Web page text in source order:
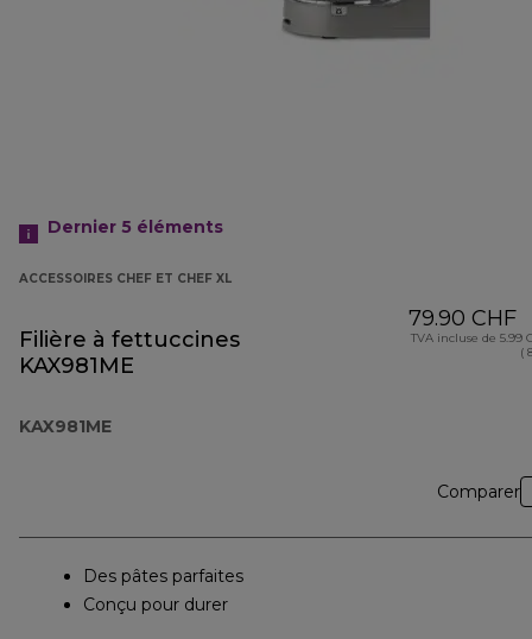
Dernier 5 éléments
ACCESSOIRES CHEF ET CHEF XL
Filière à fettuccines
KAX981ME
KAX981ME
79.90 CHF
TVA incluse de 5.99
(
Comparer
Des pâtes parfaites
Conçu pour durer